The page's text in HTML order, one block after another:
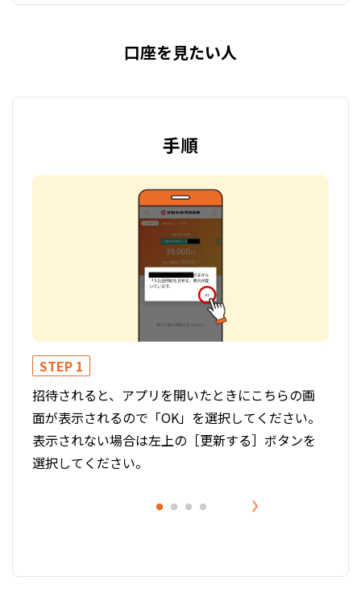
口座を見たい人
手順
STEP 1
招待されると、アプリを開いたときにこちらの画
面が表示されるので「OK」を選択してください。
表示されない場合は左上の［更新する］ボタンを
選択してください。